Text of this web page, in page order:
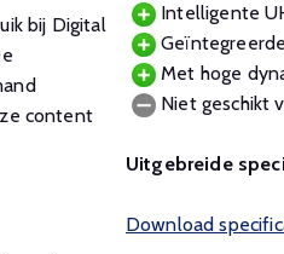
bij Digital
content
Intelligente
Met hoge
Niet geschikt
Uitgebreide
Download